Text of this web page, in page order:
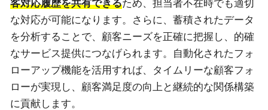
客対応履歴を共有できるため、担当者不在時でも適切
な対応が可能になります。さらに、蓄積されたデータ
を分析することで、顧客ニーズを正確に把握し、的確
なサービス提供につなげられます。自動化されたフォ
ローアップ機能を活用すれば、タイムリーな顧客フォ
ローが実現し、顧客満足度の向上と継続的な関係構築
に貢献します。